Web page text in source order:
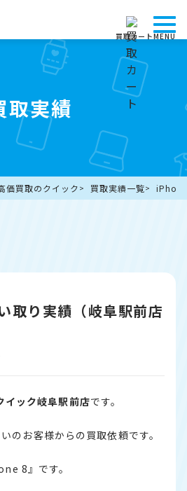
買取カートMENU
取実績
買取のクイック 買取実績一覧
り実績（岐阜駅前店
ック岐阜駅前店です。
のお客様からの買取依頼です。
8』です。